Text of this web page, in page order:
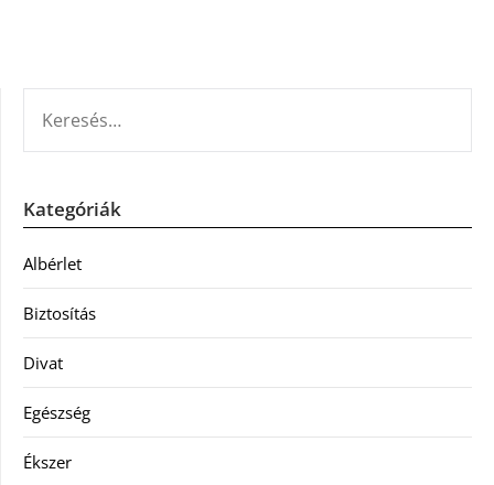
Kategóriák
Albérlet
Biztosítás
Divat
Egészség
Ékszer